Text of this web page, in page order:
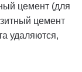
цемент (для
цемент
удаляются,